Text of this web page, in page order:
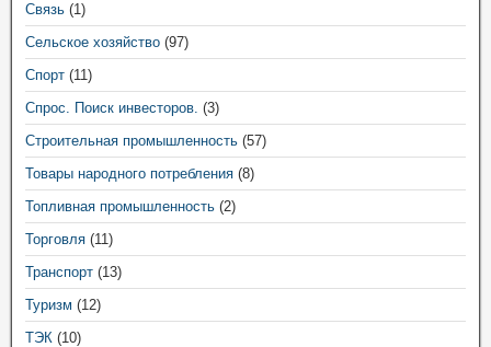
Связь (1)
Сельское хозяйство (97)
Спорт (11)
Спрос. Поиск инвесторов. (3)
Строительная промышленность (57)
Товары народного потребления (8)
Топливная промышленность (2)
Торговля (11)
Транспорт (13)
Туризм (12)
ТЭК (10)